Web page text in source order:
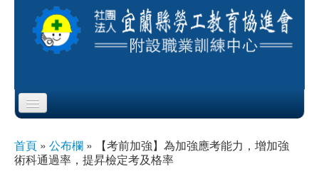
Skip to content
Skip to navigation
協會簡介
您在這裡
首頁 » 公布欄 »
【考前加強】為加強應考能力，增加強
術科通過率，提昇檢定考及格率